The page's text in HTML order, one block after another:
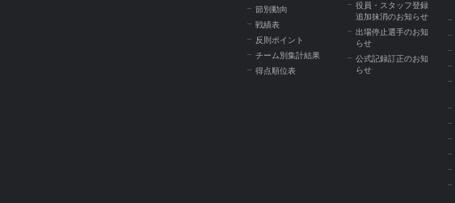
節別動向
戦績表
反則ポイント
チーム別集計結果
得点順位表
役員・スタッフ登録
追加抹消のお知らせ
出場停止選手のお知
らせ
公式記録訂正のお知
らせ